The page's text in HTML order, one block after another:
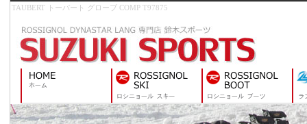
TAUBERT トーバート グローブ COMP T97875